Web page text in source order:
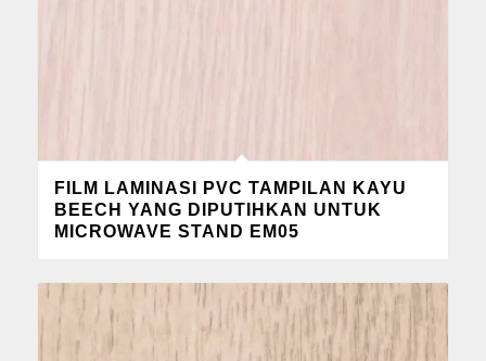
FILM LAMINASI PVC TAMPILAN KAYU
BEECH YANG DIPUTIHKAN UNTUK
MICROWAVE STAND EM05